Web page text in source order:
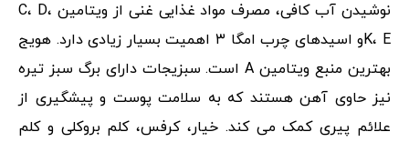
نوشیدن آب کافی، مصرف مواد غذایی غنی از ویتامین C، D،
K، Eو اسیدهای چرب امگا ۳ اهمیت بسیار زیادی دارد. هویج
بهترین منبع ویتامین A است. سبزیجات دارای برگ سبز تیره
نیز حاوی آهن هستند که به سلامت پوست و پیشگیری از
علائم پیری کمک می کند. خیار، کرفس، کلم بروکلی و کلم